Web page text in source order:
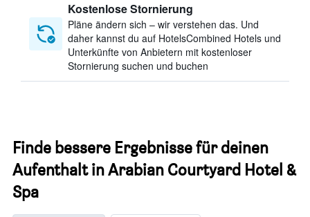
Kostenlose Stornierung
Pläne ändern sich – wir verstehen das. Und
daher kannst du auf HotelsCombined Hotels und
Unterkünfte von Anbietern mit kostenloser
Stornierung suchen und buchen
Finde bessere Ergebnisse für deinen
Aufenthalt in Arabian Courtyard Hotel &
Spa